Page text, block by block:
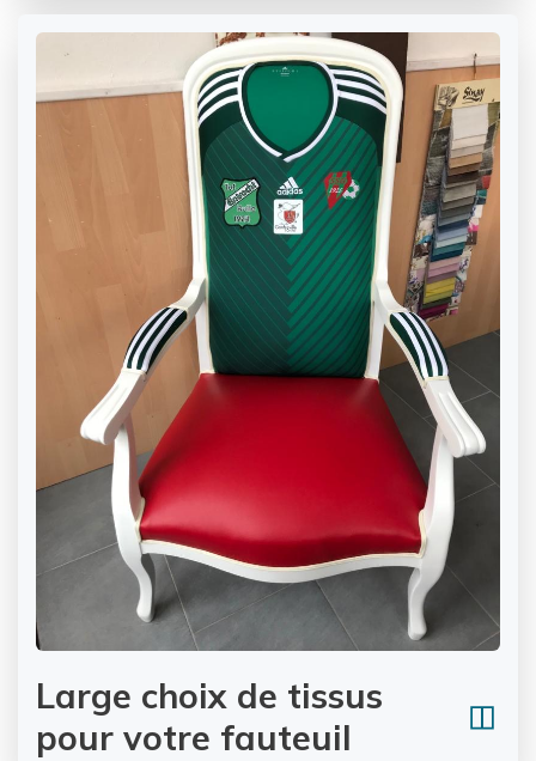
Large choix de tissus
pour votre fauteuil